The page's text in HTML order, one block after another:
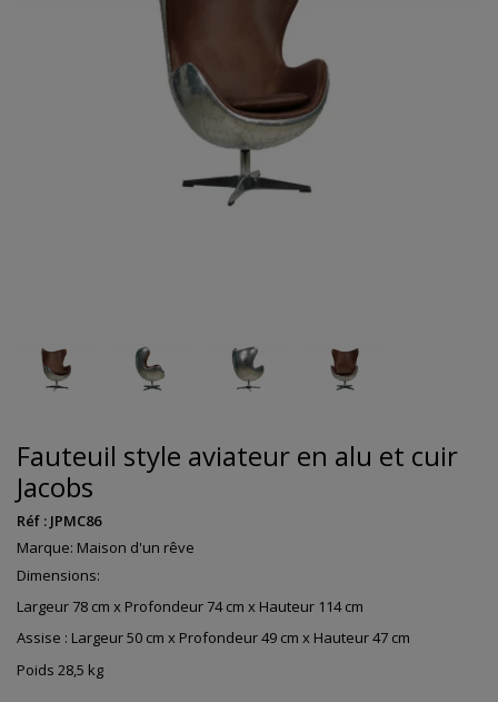
Fauteuil style aviateur en alu et cuir
Jacobs
Réf : JPMC86
Marque: Maison d'un rêve
Dimensions:
Largeur 78 cm x Profondeur 74 cm x Hauteur 114 cm
Assise : Largeur 50 cm x Profondeur 49 cm x Hauteur 47 cm
Poids 28,5 kg